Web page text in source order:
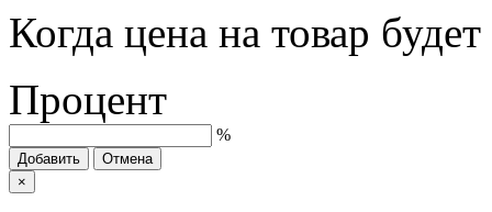
Когда цена на товар
Процент
%
Добавить
Отмена
×